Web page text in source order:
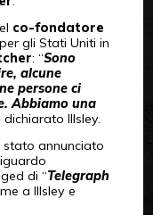
co-fondatore
gli Stati Uniti in
: “Sono
alcune
persone ci
Abbiamo una
Illsley.
annunciato
di “Telegraph
a Illsley e